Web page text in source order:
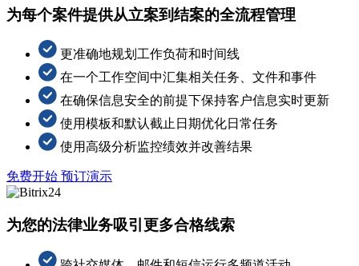
为每个案件提供从立案到结案的全流程管理
更准确地规划工作负荷和时间线
在一个工作空间中汇集相关任务、文件和事件
在确保信息安全的前提下保持客户信息实时更新
使用模板和默认截止日期优化日常任务
使用高级分析监控绩效并改善结果
免费开始 预订演示
为您的法律业务吸引更多合格线索